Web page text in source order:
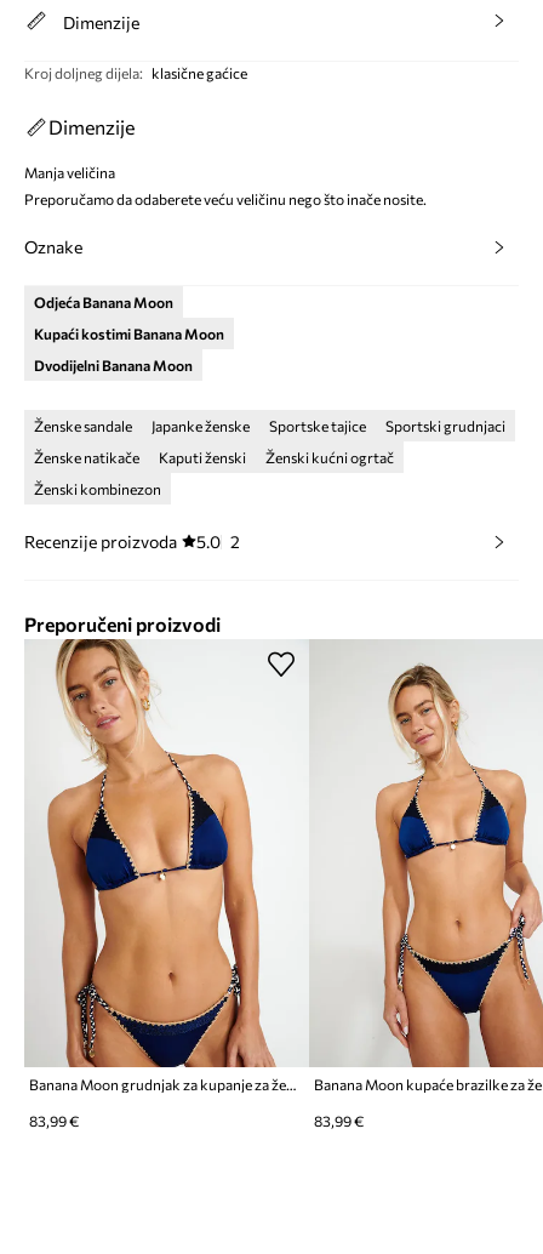
Dimenzije
Kroj doljneg dijela: klasične gaćice
Dimenzije
Manja veličina
Preporučamo da odaberete veću veličinu nego što inače nosite.
Oznake
Odjeća Banana Moon
Kupaći kostimi Banana Moon
Dvodijelni Banana Moon
Ženske sandale Japanke ženske Sportske tajice
Sportski grudnjaci
Ženske natikače
Kaputi ženski
Ženski kućni ogrtač
Ženski kombinezon
Recenzije proizvoda 5.0 2
Preporučeni proizvodi
Banana Moon grudnjak za kupanje za žene Couture
83,99 € 83,99 €